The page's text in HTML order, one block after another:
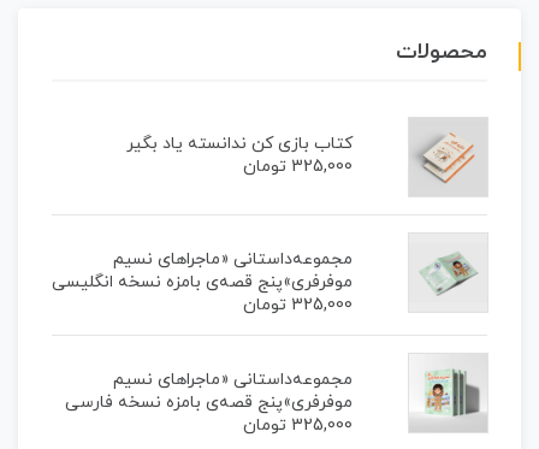
محصولات
کتاب بازی کن ندانسته یاد بگیر
325,000 تومان
مجموعه‌داستانی «ماجراهای نسیم
موفرفری»پنج قصه‌ی بامزه نسخه انگلیسی
325,000 تومان
مجموعه‌داستانی «ماجراهای نسیم
موفرفری»پنج قصه‌ی بامزه نسخه فارسی
325,000 تومان